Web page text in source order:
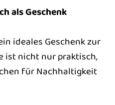
als Geschenk
ideales Geschenk zur
ist nicht nur praktisch,
für Nachhaltigkeit